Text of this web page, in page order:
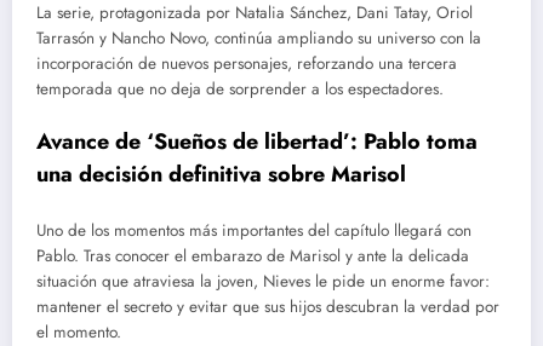
La serie, protagonizada por Natalia Sánchez, Dani Tatay, Oriol
Tarrasón y Nancho Novo, continúa ampliando su universo con la
incorporación de nuevos personajes, reforzando una tercera
temporada que no deja de sorprender a los espectadores.
Avance de ‘Sueños de libertad’: Pablo toma
una decisión definitiva sobre Marisol
Uno de los momentos más importantes del capítulo llegará con
Pablo. Tras conocer el embarazo de Marisol y ante la delicada
situación que atraviesa la joven, Nieves le pide un enorme favor:
mantener el secreto y evitar que sus hijos descubran la verdad por
el momento.